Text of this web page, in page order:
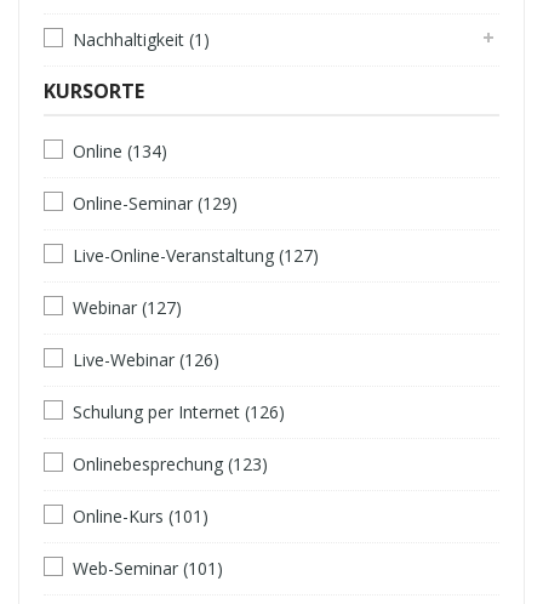
Nachhaltigkeit (1)
KURSORTE
Online (134)
Online-Seminar (129)
Live-Online-Veranstaltung (127)
Webinar (127)
Live-Webinar (126)
Schulung per Internet (126)
Onlinebesprechung (123)
Online-Kurs (101)
Web-Seminar (101)